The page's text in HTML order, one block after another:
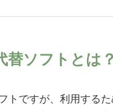
替ソフトとは
トですが、利用する